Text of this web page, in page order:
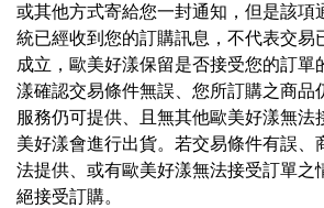
或其他方式寄給您一封通知，但是該項
統已經收到您的訂購訊息，不代表交易
成立，歐美好漾保留是否接受您的訂單
漾確認交易條件無誤、您所訂購之商品
服務仍可提供、且無其他歐美好漾無法
美好漾會進行出貨。若交易條件有誤、
法提供、或有歐美好漾無法接受訂單之
絕接受訂購。